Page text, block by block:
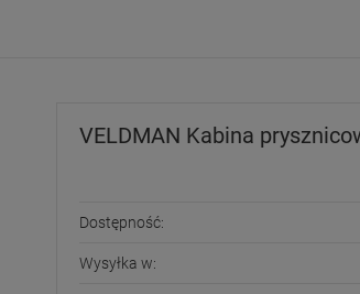
VELDMAN Kabina
Dostępność:
Wysyłka w: